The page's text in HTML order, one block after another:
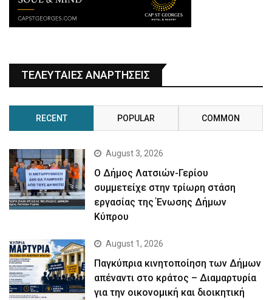
ΤΕΛΕΥΤΑΙΕΣ ΑΝΑΡΤΗΣΕΙΣ
RECENT POPULAR COMMON
August 3, 2026
Ο Δήμος Λατσιών-Γερίου
συμμετείχε στην τρίωρη στάση
εργασίας της Ένωσης Δήμων
Κύπρου
August 1, 2026
Παγκύπρια κινητοποίηση των Δήμων
απέναντι στο κράτος – Διαμαρτυρία
για την οικονομική και διοικητική